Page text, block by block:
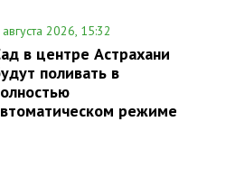
2026, 15:32
в центре Астрахани
поливать в
режиме